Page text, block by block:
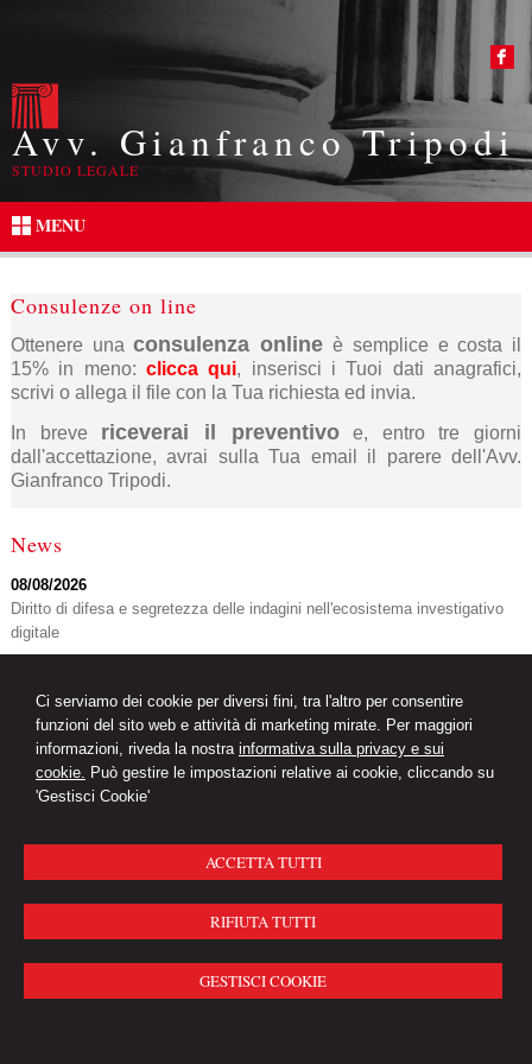
Ci serviamo dei cookie per diversi fini, tra l'altro per consentire
funzioni del sito web e attività di marketing mirate. Per maggiori
informazioni, riveda la nostra informativa sulla privacy e sui
cookie. Può gestire le impostazioni relative ai cookie, cliccando su
'Gestisci Cookie'
ACCETTA TUTTI
RIFIUTA TUTTI
GESTISCI COOKIE
Avv. Gianfranco Tripodi
STUDIO LEGALE
MENU
Consulenze on line
Ottenere unaconsulenza online è semplice e costa il
15% in meno: clicca qui, inserisci i Tuoi dati anagrafici,
scrivi o allega il file con la Tua richiesta ed invia.
In breve riceverai il preventivoe, entro tre giorni
dall'accettazione, avrai sulla Tua email il parere dell'Avv.
Gianfranco Tripodi.
News
08/08/2026
Diritto di difesa e segretezza delle indagini nell'ecosistema investigativo
digitale
07/08/2026
AI Act: ok definitivo ai decreti su governance e attività di polizia. Il Cdm
vara la riforma del sistema 231
Avv. Gianfranco Tripodi Via Cerutti, 11 -
Tel.030.9133247Fax030.9132645
© 2026 Copyright Avvocato Gianfranco Tripodi. Tutti i diritti riservati | P.IVA
-Sitemap -Privacy